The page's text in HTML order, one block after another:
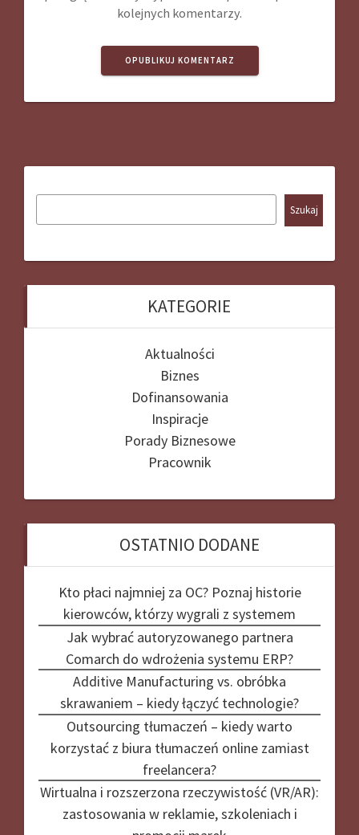
kolejnych komentarzy.
Szukaj
KATEGORIE
Aktualności
Biznes
Dofinansowania
Inspiracje
Porady Biznesowe
Pracownik
OSTATNIO DODANE
Kto płaci najmniej za OC? Poznaj historie
kierowców, którzy wygrali z systemem
Jak wybrać autoryzowanego partnera
Comarch do wdrożenia systemu ERP?
Additive Manufacturing vs. obróbka
skrawaniem – kiedy łączyć technologie?
Outsourcing tłumaczeń – kiedy warto
korzystać z biura tłumaczeń online zamiast
freelancera?
Wirtualna i rozszerzona rzeczywistość (VR/AR):
zastosowania w reklamie, szkoleniach i